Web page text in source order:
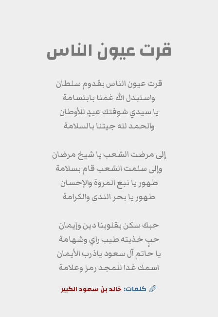
قرت عيون الناس
قرت عيون الناس بقدوم سلطان
واستبدل الله غمنا بابتسامة
يا سيدي شوفتك عيدٍ للأوطان
والحمد لله جيتنا بالسلامة
إلى مرضت الشعب يا شيخ مرضان
وإلى سلمت الشعب قام بسلامة
طهور يا نبع المروة والإحسان
طهور يا بحر الندى والكرامة
حبك سكن بقلوبنا دين وإيمان
حبٍ خذيته طيب راي وشهامة
يا حاتم آل سعود ياذرب الأيمان
اسمك غدا للمجد رمز وعلامة
كلمات: خالد بن سعود الكبير